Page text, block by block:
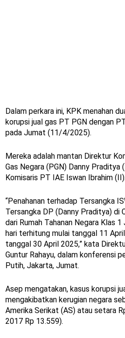
Dalam perkara ini, KPK menahan
korupsi jual gas PT PGN dengan
pada Jumat (11/4/2025).
Mereka adalah mantan Direktur
Gas Negara (PGN) Danny Praditya
Komisaris PT IAE Iswan Ibrahim (II).
“Penahanan terhadap Tersangka
Tersangka DP (Danny Praditya) di
dari Rumah Tahanan Negara Klas
hari terhitung mulai tanggal 11
tanggal 30 April 2025,” kata
Guntur Rahayu, dalam konferensi
Putih, Jakarta, Jumat.
Asep mengatakan, kasus korupsi
mengakibatkan kerugian negara
Amerika Serikat (AS) atau setara
2017 Rp 13.559).